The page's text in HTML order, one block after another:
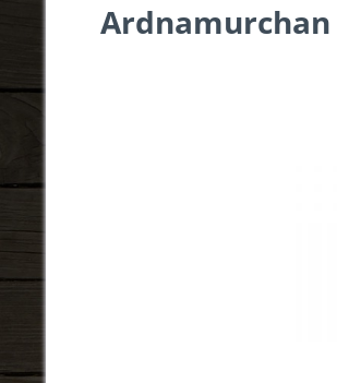
Ardnamurchan